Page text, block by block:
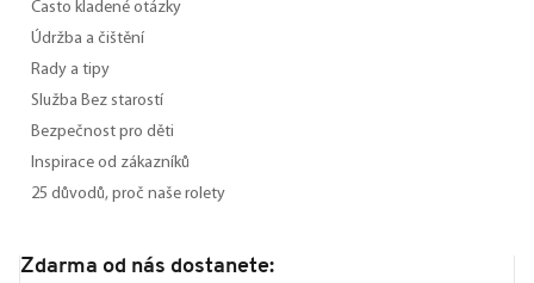
Často kladené otázky
Údržba a čištění
Rady a tipy
Služba Bez starostí
Bezpečnost pro děti
Inspirace od zákazníků
25 důvodů, proč naše rolety
Zdarma od nás dostanete: